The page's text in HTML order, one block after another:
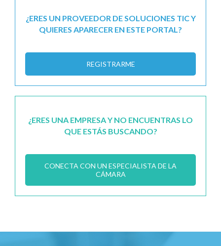
¿ERES UN PROVEEDOR DE SOLUCIONES TIC Y
QUIERES APARECER EN ESTE PORTAL?
REGISTRARME
¿ERES UNA EMPRESA Y NO ENCUENTRAS LO
QUE ESTÁS BUSCANDO?
CONECTA CON UN ESPECIALISTA DE LA
CÁMARA